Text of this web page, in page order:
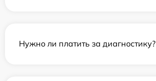
Нужно ли платить за диагностику?